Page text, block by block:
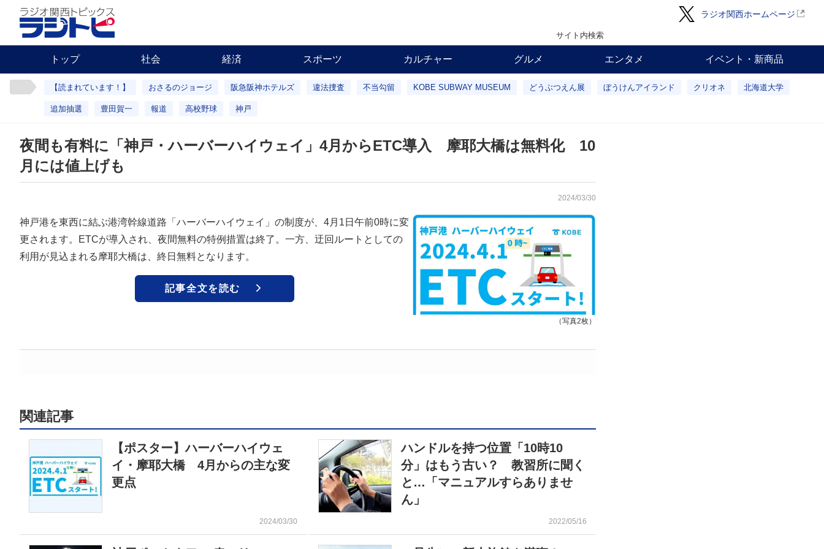
ラジオ関西ホームページ
サイト内検索
トップ 社会 経済 スポーツ カルチャー グルメ エンタメ イベント・新商品
【読まれています！】 おさるのジョージ 阪急阪神ホテルズ 違法捜査 不当勾留 KOBE SUBWAY MUSEUM どうぶつえん展 ぼうけんアイランド クリオネ 北海道大学
追加抽選 豊田賀一 報道 高校野球 神戸
夜間も有料に「神戸・ハーバーハイウェイ」4月からETC導入 摩耶大橋は無料化 10
月には値上げも
2024/03/30
（写真2枚）
神戸港を東西に結ぶ港湾幹線道路「ハーバーハイウェイ」の制度が、4月1日午前0時に変
更されます。ETCが導入され、夜間無料の特例措置は終了。一方、迂回ルートとしての
利用が見込まれる摩耶大橋は、終日無料となります。
記事全文を読む
関連記事
【ポスター】ハーバーハイウェ
イ・摩耶大橋 4月からの主な変
更点
2024/03/30
ハンドルを持つ位置「10時10
分」はもう古い？ 教習所に聞く
と…「マニュアルすらありませ
ん」
2022/05/16